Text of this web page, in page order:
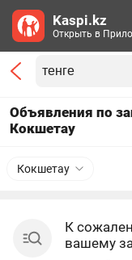
Объявления по
Кокшетау
Кокшетау
К
вашему
Kaspi.kz
Открыть в